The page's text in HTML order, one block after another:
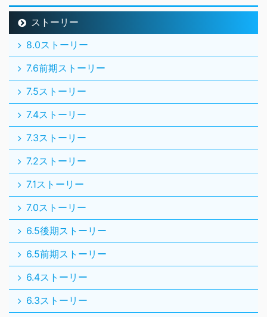
ストーリー
8.0ストーリー
7.6前期ストーリー
7.5ストーリー
7.4ストーリー
7.3ストーリー
7.2ストーリー
7.1ストーリー
7.0ストーリー
6.5後期ストーリー
6.5前期ストーリー
6.4ストーリー
6.3ストーリー